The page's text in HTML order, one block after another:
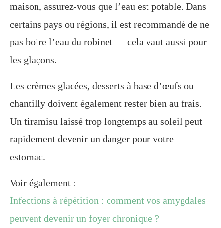
maison, assurez-vous que l’eau est potable. Dans
certains pays ou régions, il est recommandé de ne
pas boire l’eau du robinet — cela vaut aussi pour
les glaçons.
Les crèmes glacées, desserts à base d’œufs ou
chantilly doivent également rester bien au frais.
Un tiramisu laissé trop longtemps au soleil peut
rapidement devenir un danger pour votre
estomac.
Voir également :
Infections à répétition : comment vos amygdales
peuvent devenir un foyer chronique ?